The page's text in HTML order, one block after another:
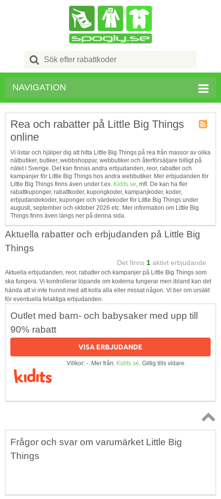
Search
for:
NAVIGATION
RSS
Rea och rabatter på Little Big Things
online
Vi listar och hjälper dig att hitta Little Big Things på rea från massor av olika
nätbutiker, butiker, webbshoppar, webbutiker och återförsäljare billigt på
nätet i Sverige. Det kan finnas andra erbjudanden, reor, rabatter och
kampanjer för Little Big Things hos andra webbutiker. Mer erbjudanden för
Little Big Things finns även under t.ex. Kidits.se, mfl. De kan ha fler
rabattkuponger, rabattkoder, kupongkoder, kampanjkoder, koder,
erbjudandekoder, kuponger och värdekoder för Little Big Things under
augusti, september och oktober 2026 etc. Mer information om Little Big
Things finns även längs ner på denna sida.
Aktuella rabatter och erbjudanden på Little Big
Things
Det finns 1 aktivt erbjudande
Aktuella erbjudanden, reor, rabatter och kampanjer på Little Big Things som
ska fungera. Vi kontrollerar löpande om koderna fungerar men ibland kan det
hända att vi inte hunnit med att kolla alla eller missat någon. Vi ber om ursäkt
för eventuella felaktiga erbjudanden.
Outlet med barn- och babysaker med upp till
90% rabatt
VISA ERBJUDANDE
Villkor: -. Mer från: Kidits.se. Giltig tills vidare.
Topp
Frågor och svar om varumärket Little Big
Things